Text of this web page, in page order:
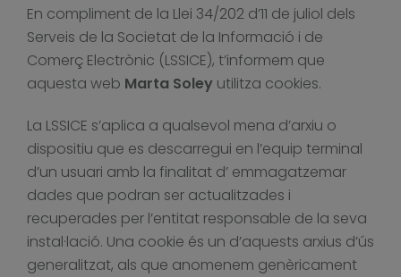
En compliment de la Llei 34/202 d’11 de juliol dels
Serveis de la Societat de la Informació i de
Comerç Electrònic (LSSICE), t’informem que
aquesta web Marta Soley utilitza cookies.
La LSSICE s’aplica a qualsevol mena d’arxiu o
dispositiu que es descarregui en l’equip terminal
d’un usuari amb la finalitat d’ emmagatzemar
dades que podran ser actualitzades i
recuperades per l’entitat responsable de la seva
instal·lació. Una cookie és un d’aquests arxius d’ús
generalitzat, als que anomenem genèricament